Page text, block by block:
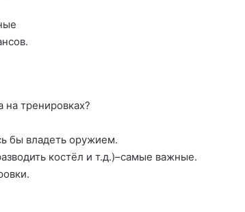
на тренировках?
бы владеть оружием.
костёл и т.д.)–самые важные.